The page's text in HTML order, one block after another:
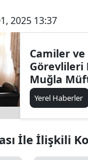
2025 13:37
Camiler ve
Görevlileri
Muğla
Vali Dr.
Ziyaret
Yerel Haberler
İle İlişkili